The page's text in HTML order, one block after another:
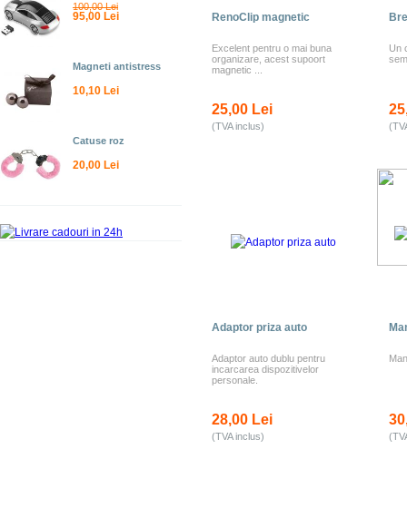
100,00 Lei
95,00 Lei
Magneti antistress
10,10 Lei
Catuse roz
20,00 Lei
RenoClip magnetic
Excelent pentru o mai buna
organizare, acest supoort
magnetic ...
25,00 Lei
(TVA inclus)
Un
Adaptor priza auto
Adaptor auto dublu pentru
incarcarea dispozitivelor
personale.
28,00 Lei
(TVA inclus)